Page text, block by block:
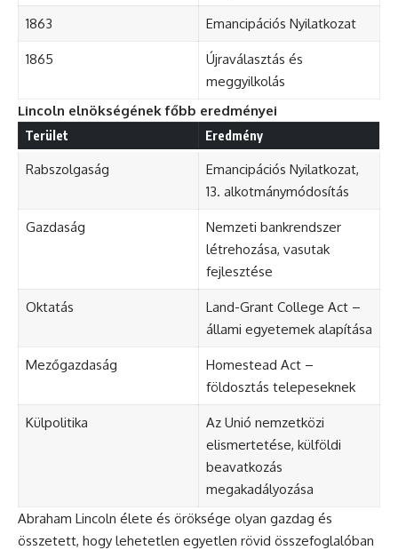
1863 Emancipációs Nyilatkozat
1865
Újraválasztás és
meggyilkolás
Lincoln elnökségének főbb eredményei
Terület Eredmény
Rabszolgaság
Emancipációs Nyilatkozat,
13. alkotmánymódosítás
Gazdaság
Nemzeti bankrendszer
létrehozása, vasutak
fejlesztése
Oktatás
Land-Grant College Act –
állami egyetemek alapítása
Mezőgazdaság
Homestead Act –
földosztás telepeseknek
Külpolitika
Az Unió nemzetközi
elismertetése, külföldi
beavatkozás
megakadályozása
Abraham Lincoln élete és öröksége olyan gazdag és
összetett, hogy lehetetlen egyetlen rövid összefoglalóban